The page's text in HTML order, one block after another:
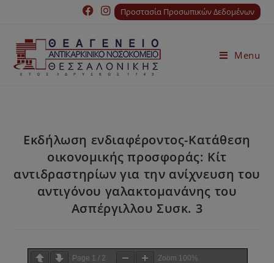
Προστασία Προσωπικών Δεδομένων
Menu
Εκδήλωση ενδιαφέροντος-Κατάθεση
οικονομικής προσφοράς: Κίτ
αντιδραστηρίων για την ανίχνευση του
αντιγόνου γαλακτομανάνης του
Ασπέργιλλου Συσκ. 3
Page 1 / 2 Zoom 100%